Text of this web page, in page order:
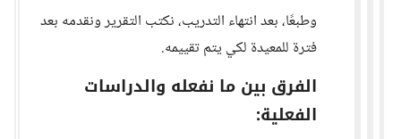
وطبعًا، بعد انتهاء التدريب، نكتب التقرير ونقدمه بعد
فترة للمعيدة لكي يتم تقييمه.
الفرق بين ما نفعله والدراسات
الفعلية: